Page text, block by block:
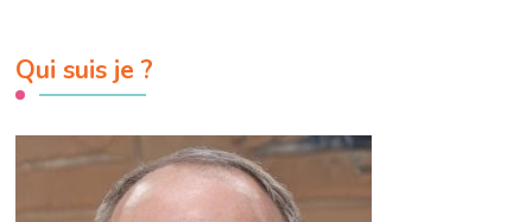
Qui suis je ?